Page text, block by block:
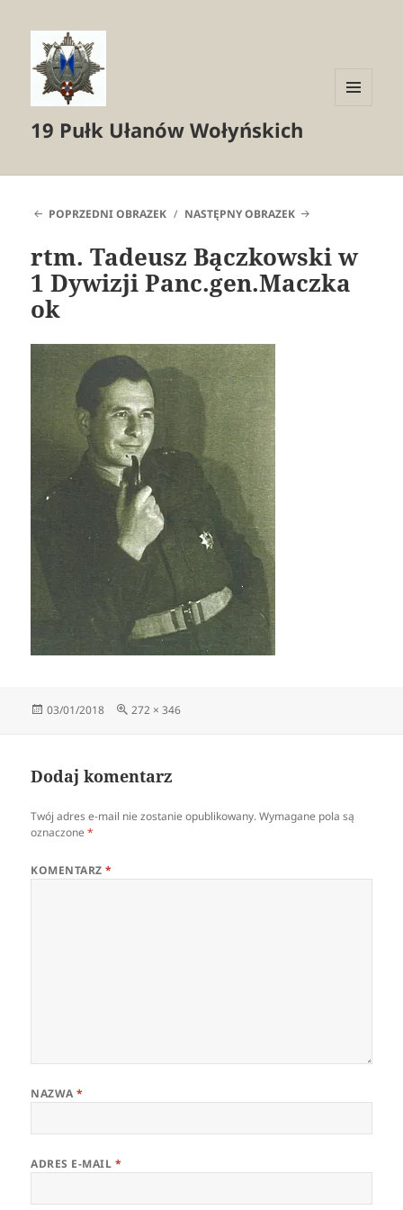
19 Pułk Ułanów Wołyńskich
POPRZEDNI OBRAZEK NASTĘPNY OBRAZEK
rtm. Tadeusz Bączkowski w
1 Dywizji Panc.gen.Maczka
ok
Data
03/01/2018
Pełny
272 × 346
Dodaj komentarz
Twój adres e-mail nie zostanie opublikowany. Wymagane pola są
oznaczone*
KOMENTARZ*
NAZWA*
ADRES E-MAIL *